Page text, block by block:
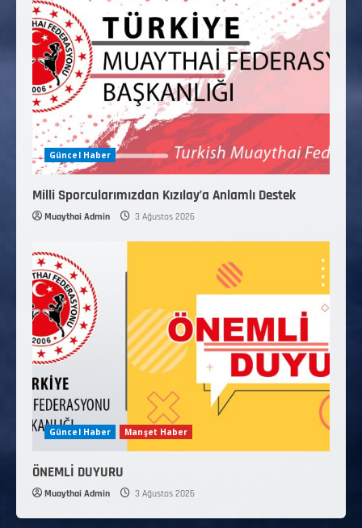
Güncel Haber
Milli Sporcularımızdan Kızılay’a Anlamlı Destek
Muaythai Admin 3 Ağustos 2026
Güncel Haber Manşet Haber
ÖNEMLİ DUYURU
Muaythai Admin 3 Ağustos 2026